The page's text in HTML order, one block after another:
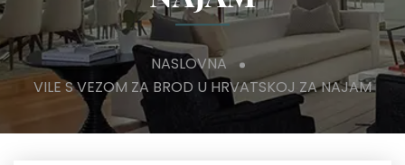
NASLOVNA
VILE S VEZOM ZA BROD U HRVATSKOJ ZA NAJAM